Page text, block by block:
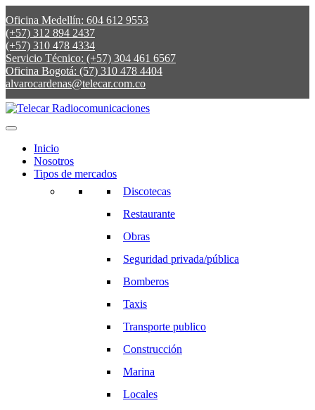
Oficina Medellín: 604 612 9553
(+57) 312 894 2437
(+57) 310 478 4334
Servicio Técnico: (+57) 304 461 6567
Oficina Bogotá: (57) 310 478 4404
alvarocardenas@telecar.com.co
Inicio
Nosotros
Tipos de mercados
Discotecas
Restaurante
Obras
Seguridad privada/pública
Bomberos
Taxis
Transporte publico
Construcción
Marina
Locales